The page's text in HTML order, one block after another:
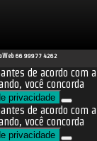
66 99977 4262
de acordo com a
você concorda
privacidade
de acordo com a
você concorda
privacidade